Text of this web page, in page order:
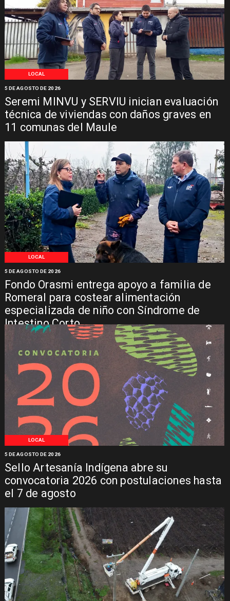
LOCAL
Seremi MINVU y SERVIU inician evaluación
técnica de viviendas con daños graves en
11 comunas del Maule
5 DE AGOSTO DE 2026
LOCAL
Fondo Orasmi entrega apoyo a familia de
Romeral para costear alimentación
especializada de niño con Síndrome de
Intestino Corto
5 DE AGOSTO DE 2026
LOCAL
Sello Artesanía Indígena abre su
convocatoria 2026 con postulaciones hasta
el 7 de agosto
5 DE AGOSTO DE 2026